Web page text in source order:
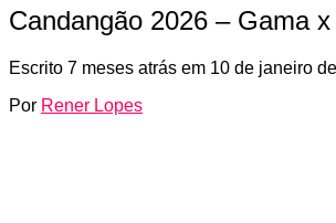
Candangão 2026 – Gama
Escrito 7 meses atrás em 10 de janeiro
Por Rener Lopes